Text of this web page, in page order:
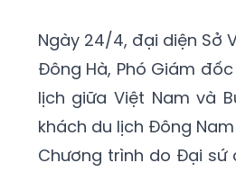
Ngày 24/4, đại diện Sở
Đông Hà, Phó Giám
lịch giữa Việt Nam và
khách du lịch Đông Nam
Chương trình do Đại sứ